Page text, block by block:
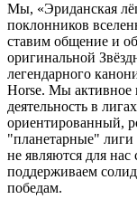
Мы, «Эриданская
поклонников
ставим общение и
оригинальной
легендарного
Horse. Мы активное
деятельность в
ориентированный,
"планетарные"
не являются для
поддерживаем
победам.